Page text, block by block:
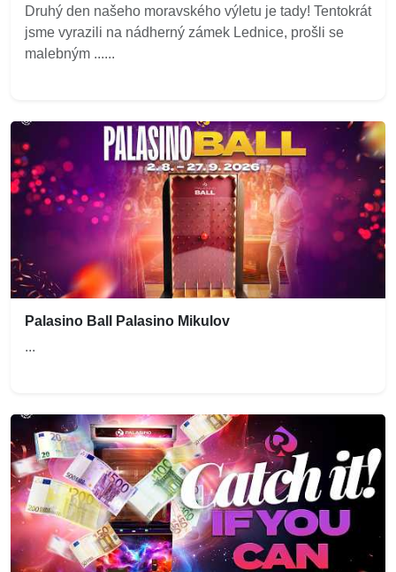
Druhý den našeho moravského výletu je tady! Tentokrát
jsme vyrazili na nádherný zámek Lednice, prošli se
malebným ......
Palasino Ball Palasino Mikulov
...